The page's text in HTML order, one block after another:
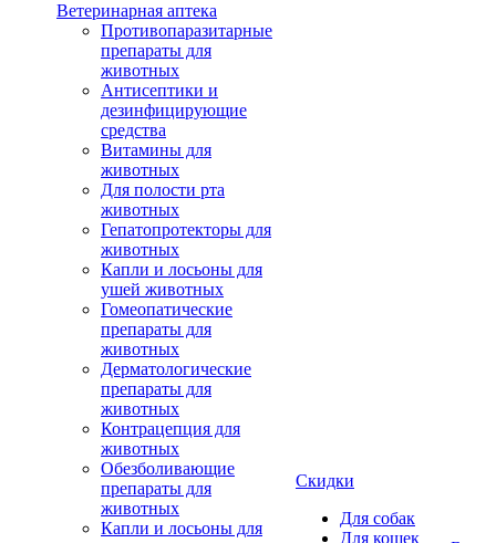
Ветеринарная аптека
Противопаразитарные
препараты для
животных
Антисептики и
дезинфицирующие
средства
Витамины для
животных
Для полости рта
животных
Гепатопротекторы для
животных
Капли и лосьоны для
ушей животных
Гомеопатические
препараты для
животных
Дерматологические
препараты для
животных
Контрацепция для
животных
Обезболивающие
препараты для
животных
Капли и лосьоны для
Скидки
Для собак
Для кошек